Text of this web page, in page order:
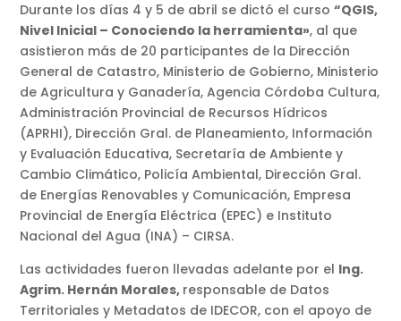
Durante los días 4 y 5 de abril se dictó el curso“QGIS,
Nivel Inicial – Conociendo la herramienta», al que
asistieron más de 20 participantes de la Dirección
General de Catastro, Ministerio de Gobierno, Ministerio
de Agricultura y Ganadería, Agencia Córdoba Cultura,
Administración Provincial de Recursos Hídricos
(APRHI), Dirección Gral. de Planeamiento, Información
y Evaluación Educativa, Secretaría de Ambiente y
Cambio Climático, Policía Ambiental, Dirección Gral.
de Energías Renovables y Comunicación, Empresa
Provincial de Energía Eléctrica (EPEC) e Instituto
Nacional del Agua (INA) – CIRSA.
Las actividades fueron llevadas adelante por el Ing.
Agrim. Hernán Morales, responsable de Datos
Territoriales y Metadatos de IDECOR, con el apoyo de